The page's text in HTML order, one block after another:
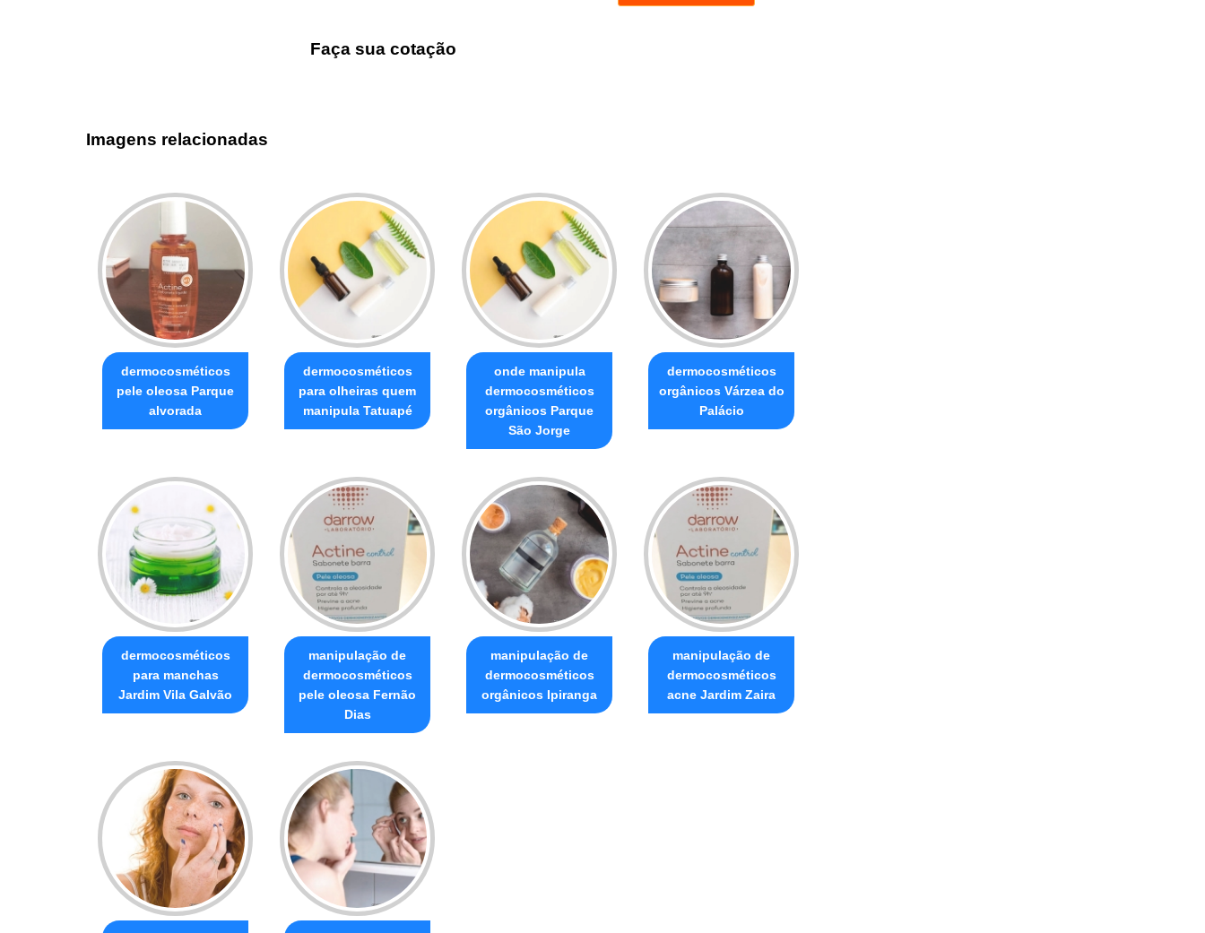
Faça sua cotação
Imagens relacionadas
dermocosméticos
pele oleosa Parque
alvorada
dermocosméticos
para olheiras quem
manipula Tatuapé
onde manipula
dermocosméticos
orgânicos Parque
São Jorge
dermocosméticos
orgânicos Várzea do
Palácio
dermocosméticos
para manchas
Jardim Vila Galvão
manipulação de
dermocosméticos
pele oleosa Fernão
Dias
manipulação de
dermocosméticos
orgânicos Ipiranga
manipulação de
dermocosméticos
acne Jardim Zaira